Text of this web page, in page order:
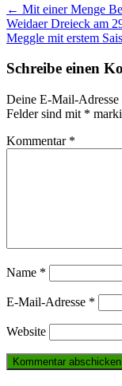
Post
navigation
← Mit einer Menge
Weidaer Dreieck am
Meggle mit erstem
Schreibe einen
Deine E-Mail-
Felder sind mit *
Kommentar *
Name *
E-Mail-Adresse *
Website